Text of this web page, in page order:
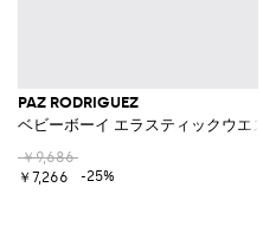
PAZ RODRIGUEZ
ベビーボーイ エラスティックウエ
￥9,686
￥7,266
-25%